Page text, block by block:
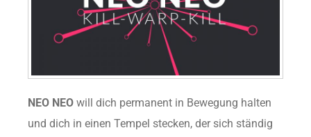
NEO NEO will dich permanent in Bewegung halten
und dich in einen Tempel stecken, der sich ständig